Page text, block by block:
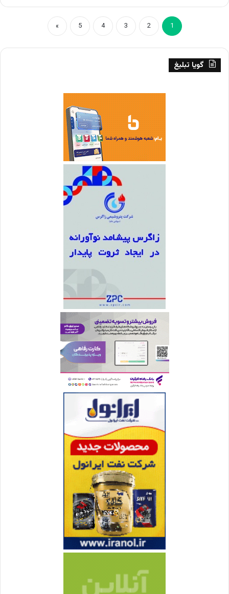
1
2
3
4
5
»
گویا تبلیغ